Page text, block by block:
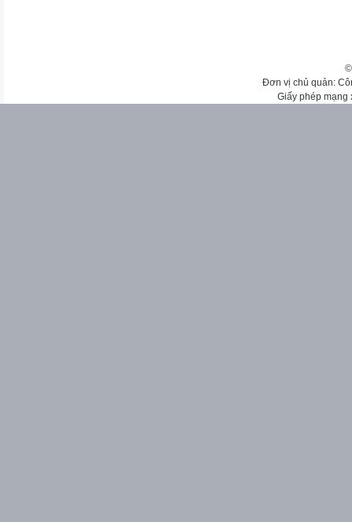
Đơn vị chủ quản:
Giấy phép mạng